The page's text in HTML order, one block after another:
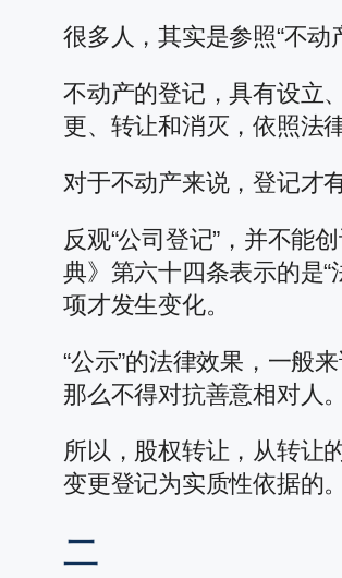
很多人，其实是参照“不动
不动产的登记，具有设立
更、转让和消灭，依照法
对于不动产来说，登记才
反观“公司登记”，并不能
典》第六十四条表示的是
项才发生变化。
“公示”的法律效果，一般
那么不得对抗善意相对人。
所以，股权转让，从转让
变更登记为实质性依据的
二